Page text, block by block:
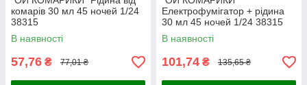
комарів 30 мл 45 ночей 1/24
38315
В наявності
57,76 ₴ 77,01 ₴
Електрофумігатор + рідина
30 мл 45 ночей 1/24 38315
В наявності
101,74 ₴ 135,65 ₴